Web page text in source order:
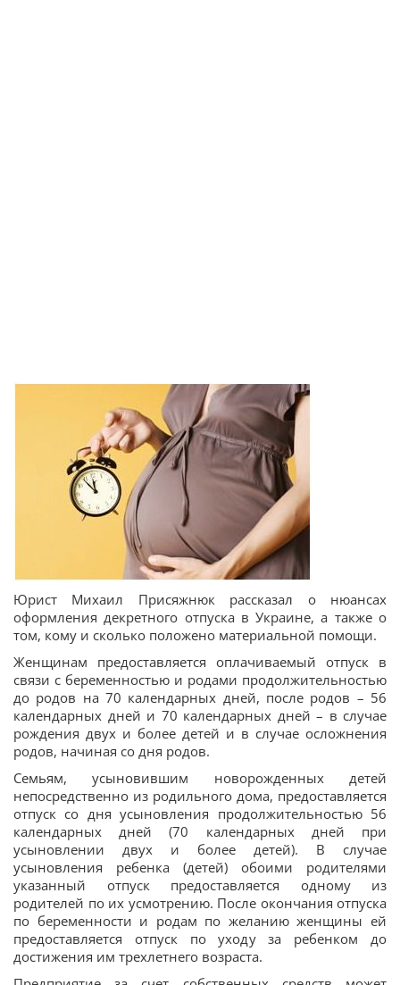
Юрист Михаил Присяжнюк рассказал о нюансах
оформления декретного отпуска в Украине, а также о
том, кому и сколько положено материальной помощи.
Женщинам предоставляется оплачиваемый отпуск в
связи с беременностью и родами продолжительностью
до родов на 70 календарных дней, после родов – 56
календарных дней и 70 календарных дней – в случае
рождения двух и более детей и в случае осложнения
родов, начиная со дня родов.
Семьям, усыновившим новорожденных детей
непосредственно из родильного дома, предоставляется
отпуск со дня усыновления продолжительностью 56
календарных дней (70 календарных дней при
усыновлении двух и более детей). В случае
усыновления ребенка (детей) обоими родителями
указанный отпуск предоставляется одному из
родителей по их усмотрению. После окончания отпуска
по беременности и родам по желанию женщины ей
предоставляется отпуск по уходу за ребенком до
достижения им трехлетнего возраста.